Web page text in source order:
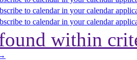
within